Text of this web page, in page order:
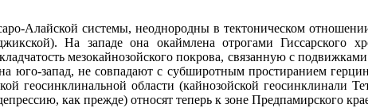
Алайской системы, неоднородны в тектоническом
На западе она окаймлена отрогами Гиссарского
мезокайнозойского покрова, связанную с
юго-запад, не совпадают с субширотным простиранием
геосинклинальной области (кайнозойской геосинклинали
как прежде) относят теперь к зоне Предпамирского